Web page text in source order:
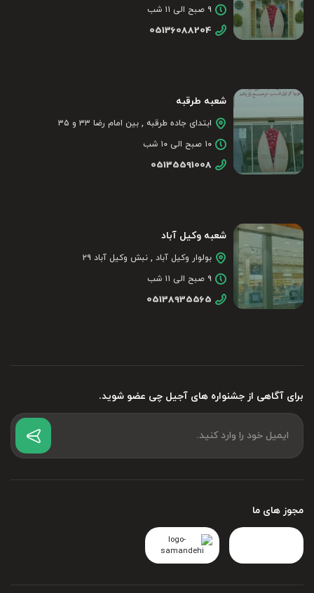
برای آگاهی از جشنواره های آجیل چی عضو شوید.
۹ صبح الی ۱۱ شب
05136088204
شعبه طرقبه
ابتدای جاده طرقبه , بین امام رضا ۳۳ و ۳۵
۱۰ صبح الی ۱۰ شب
05135591008
شعبه وکیل آباد
بولوار وکیل آباد , نبش وکیل آباد ۲۹
۹ صبح الی ۱۱ شب
05138935565
مجوز های ما